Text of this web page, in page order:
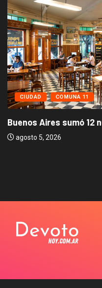
CIUDAD COMUNA 11
Buenos Aires sumó 12
agosto 5, 2026